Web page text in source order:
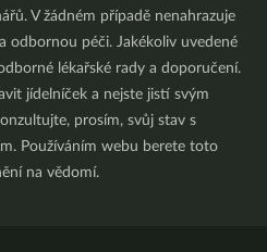
V žádném případě nenahrazuje
odbornou péči. Jakékoliv uvedené
lékařské rady a doporučení.
jídelníček a nejste jistí svým
prosím, svůj stav s
Používáním webu berete toto
na vědomí.